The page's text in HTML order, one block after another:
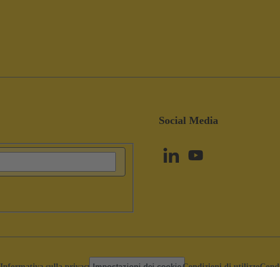
Social Media